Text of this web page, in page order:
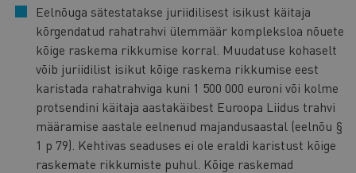
Eelnõuga sätestatakse juriidilisest isikust käitaja
kõrgendatud rahatrahvi ülemmäär kompleksloa nõuete
kõige raskema rikkumise korral. Muudatuse kohaselt
võib juriidilist isikut kõige raskema rikkumise eest
karistada rahatrahviga kuni 1 500 000 euroni või kolme
protsendini käitaja aastakäibest Euroopa Liidus trahvi
määramise aastale eelnenud majandusaastal (eelnõu §
1 p 79). Kehtivas seaduses ei ole eraldi karistust kõige
raskemate rikkumiste puhul. Kõige raskemad